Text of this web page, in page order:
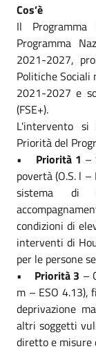
Cos’è
Il
Programma
2021-2027,
Politiche Sociali
2021-2027 e
(FSE+).
L'intervento si
Priorità del
•
Priorità 1 –
povertà (O.S. l
sistema di
condizioni di
interventi di
per le persone
•
Priorità 3 –
m – ESO 4.13),
deprivazione
altri soggetti
diretto e misure